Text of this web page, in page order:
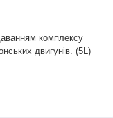
комплексу
двигунів. (5L)